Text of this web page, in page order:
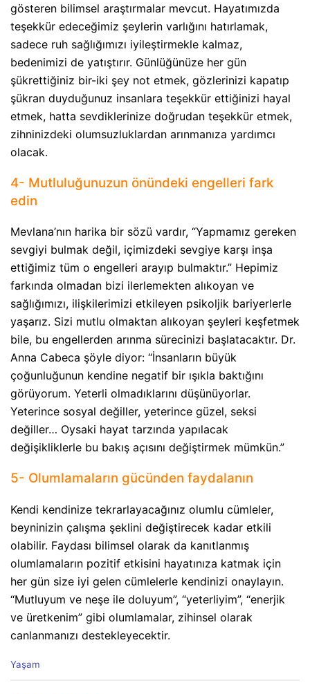
gösteren bilimsel araştırmalar mevcut. Hayatımızda
teşekkür edeceğimiz şeylerin varlığını hatırlamak,
sadece ruh sağlığımızı iyileştirmekle kalmaz,
bedenimizi de yatıştırır. Günlüğünüze her gün
şükrettiğiniz bir-iki şey not etmek, gözlerinizi kapatıp
şükran duyduğunuz insanlara teşekkür ettiğinizi hayal
etmek, hatta sevdiklerinize doğrudan teşekkür etmek,
zihninizdeki olumsuzluklardan arınmanıza yardımcı
olacak.
4- Mutluluğunuzun önündeki engelleri fark
edin
Mevlana’nın harika bir sözü vardır, “Yapmamız gereken
sevgiyi bulmak değil, içimizdeki sevgiye karşı inşa
ettiğimiz tüm o engelleri arayıp bulmaktır.” Hepimiz
farkında olmadan bizi ilerlemekten alıkoyan ve
sağlığımızı, ilişkilerimizi etkileyen psikoljik bariyerlerle
yaşarız. Sizi mutlu olmaktan alıkoyan şeyleri keşfetmek
bile, bu engellerden arınma sürecinizi başlatacaktır. Dr.
Anna Cabeca şöyle diyor: “İnsanların büyük
çoğunluğunun kendine negatif bir ışıkla baktığını
görüyorum. Yeterli olmadıklarını düşünüyorlar.
Yeterince sosyal değiller, yeterince güzel, seksi
değiller… Oysaki hayat tarzında yapılacak
değişikliklerle bu bakış açısını değiştirmek mümkün.”
5- Olumlamaların gücünden faydalanın
Kendi kendinize tekrarlayacağınız olumlu cümleler,
beyninizin çalışma şeklini değiştirecek kadar etkili
olabilir. Faydası bilimsel olarak da kanıtlanmış
olumlamaların pozitif etkisini hayatınıza katmak için
her gün size iyi gelen cümlelerle kendinizi onaylayın.
“Mutluyum ve neşe ile doluyum”, “yeterliyim”, “enerjik
ve üretkenim” gibi olumlamalar, zihinsel olarak
canlanmanızı destekleyecektir.
C
Yaşam